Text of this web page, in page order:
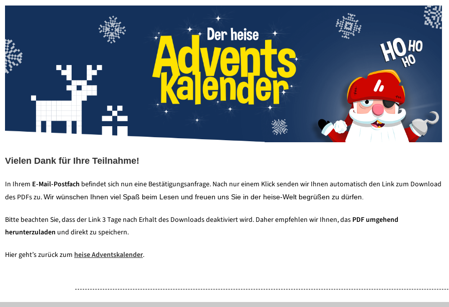
Vielen Dank für Ihre Teilnahme!
In Ihrem E-Mail-Postfach befindet sich nun eine Bestätigungsanfrage. Nach nur einem Klick senden wir Ihnen automatisch den Link zum Download
des PDFs zu.Wir wünschen Ihnen viel Spaß beim Lesen und freuen uns Sie in der heise-Welt begrüßen zu dürfen.
Bitte beachten Sie, dass der Link 3 Tage nach Erhalt des Downloads deaktiviert wird. Daher empfehlen wir Ihnen, das PDF umgehend
herunterzuladen und direkt zu speichern.
Hier geht’s zurück zum heise Adventskalender.